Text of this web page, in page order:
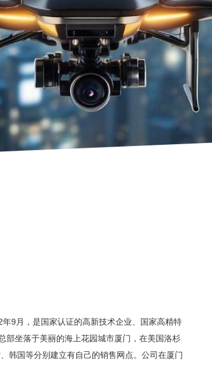
9月，是国家认证的高新技术企业、国家高精特
部坐落于美丽的海上花园城市厦门，在美国洛杉
韩国等分别建立有自己的销售网点。公司在厦门